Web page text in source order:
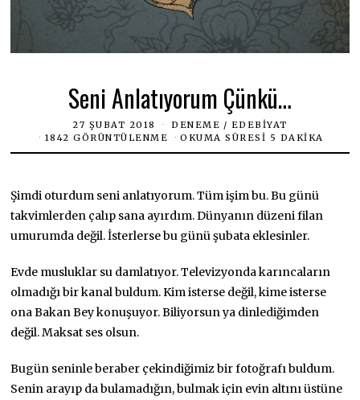
Seni Anlatıyorum Çünkü…
27 ŞUBAT 2018 DENEME / EDEBIYAT
1842 GÖRÜNTÜLENME
OKUMA SÜRESI 5 DAKIKA
Şimdi oturdum seni anlatıyorum. Tüm işim bu. Bu günü
takvimlerden çalıp sana ayırdım. Dünyanın düzeni filan
umurumda değil. İsterlerse bu günü şubata eklesinler.
Evde musluklar su damlatıyor. Televizyonda karıncaların
olmadığı bir kanal buldum. Kim isterse değil, kime isterse
ona Bakan Bey konuşuyor. Biliyorsun ya dinlediğimden
değil. Maksat ses olsun.
Bugün seninle beraber çekindiğimiz bir fotoğrafı buldum.
Senin arayıp da bulamadığın, bulmak için evin altını üstüne